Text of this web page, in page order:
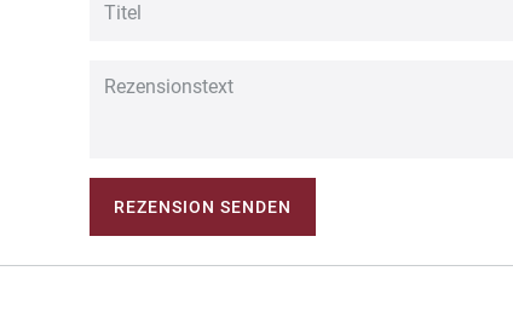
REZENSION SENDEN